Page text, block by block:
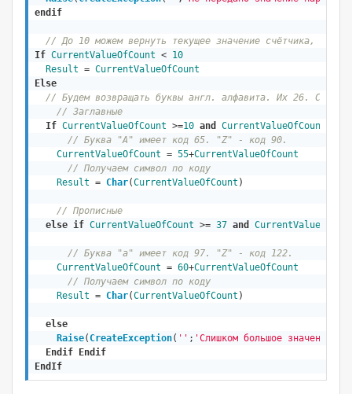
endif
// До 10 можем вернуть текущее значение счётчика, это
If CurrentValueOfCount < 10
Result = CurrentValueOfCount
Else
// Будем возвращать буквы англ. алфавита. Их 26. Сперва
// Заглавные
If CurrentValueOfCount >=10 and CurrentValueOfCount
// Буква "A" имеет код 65. "Z" - код 90.
CurrentValueOfCount = 55+CurrentValueOfCount
// Получаем символ по коду
Result = Char(CurrentValueOfCount )
// Прописные
else if CurrentValueOfCount >= 37 and
// Буква "a" имеет код 97. "Z" - код 122.
CurrentValueOfCount = 60+CurrentValueOfCount
// Получаем символ по коду
Result = Char(CurrentValueOfCount )
else
Raise(CreateException( '' ; 'Слишком большое значение
Endif
Endif
EndIf